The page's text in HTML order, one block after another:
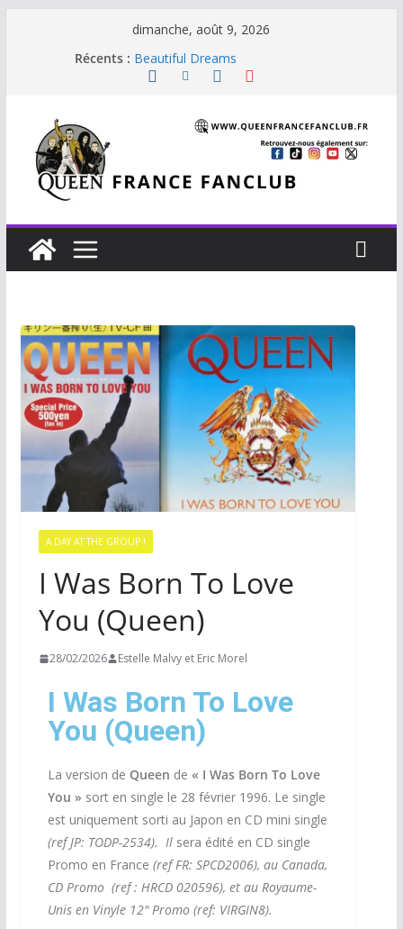
dimanche, août 9, 2026
Récents :
Je vis avec Freddie Mercury
Beautiful Dreams
Glouttons For Punishment (1981)
A DAY AT THE GROUP !
I Was Born To Love
You (Queen)
28/02/2026 Estelle Malvy et Eric Morel
I Was Born To Love
You (Queen)
La version de Queen de « I Was Born To Love
You » sort en single le 28 février 1996. Le single
est uniquement sorti au Japon en CD mini single
(ref JP: TODP-2534). Ilsera édité en CD single
Promo en France (ref FR: SPCD2006), au Canada,
CD Promo (ref : HRCD 020596), et au Royaume-
Unis en Vinyle 12″ Promo (ref: VIRGIN8).